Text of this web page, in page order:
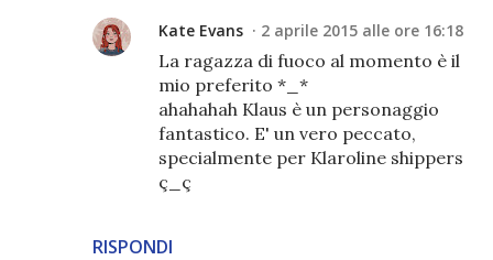
RISPONDI
Kate Evans 2 aprile 2015 alle ore 16:18
La ragazza di fuoco al momento è il
mio preferito *_*
ahahahah Klaus è un personaggio
fantastico. E' un vero peccato,
specialmente per Klaroline shippers
ç_ç